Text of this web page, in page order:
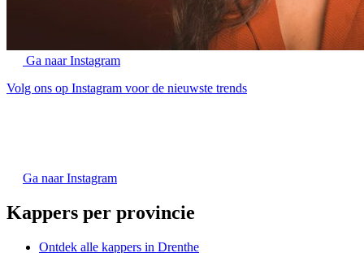
Ga naar Instagram
Volg ons op Instagram voor de nieuwste trends
Ga naar Instagram
Kappers per provincie
Ontdek alle kappers in Drenthe